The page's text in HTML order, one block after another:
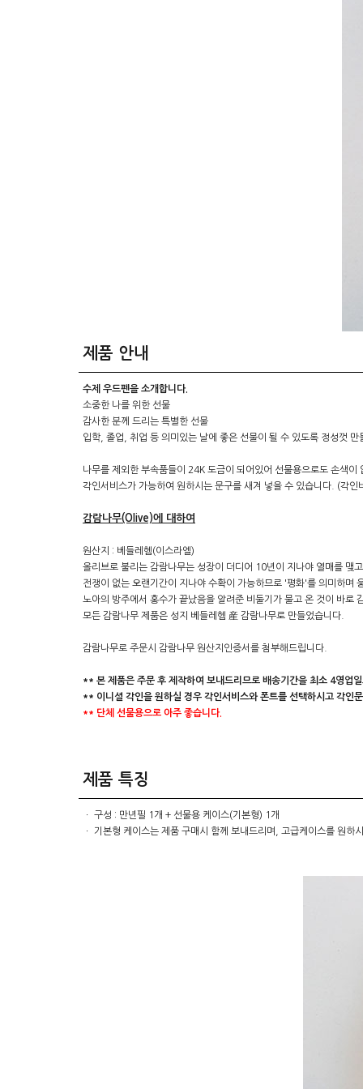
제품 안내
수제 우드펜을 소개합니다.
소중한 나를 위한 선물
감사한 분께 드리는 특별한 선물
입학, 졸업, 취업 등 의미있는 날에 좋은 선물이 될 수 있도록 정성껏 만
나무를 제외한 부속품들이 24K 도금이 되어있어 선물용으로도 손색이
각인서비스가 가능하여 원하시는 문구를 새겨 넣을 수 있습니다. (각
감람나무(Olive)에 대하여
원산지 : 베들레헴(이스라엘)
올리브로 불리는 감람나무는 성장이 더디어 10년이 지나야 열매를
전쟁이 없는 오랜기간이 지나야 수확이 가능하므로 '평화'를 의미하
노아의 방주에서 홍수가 끝났음을 알려준 비둘기가 물고 온 것이 바로
모든 감람나무 제품은 성지 베들레헴 産 감람나무로 만들었습니다.
감람나무로 주문시 감람나무 원산지인증서를 첨부해드립니다.
** 본 제품은 주문 후 제작하여 보내드리므로 배송기간을 최소 4영업
** 이니셜 각인을 원하실 경우 각인서비스와 폰트를 선택하시고 각인
** 단체 선물용으로 아주 좋습니다.
제품 특징
ㆍ 구성 : 만년필 1개 + 선물용 케이스(기본형) 1개
ㆍ 기본형 케이스는 제품 구매시 함께 보내드리며, 고급케이스를 원하